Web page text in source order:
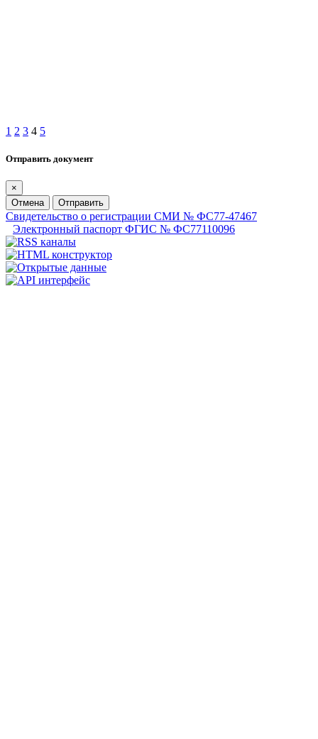
1 2 3 4 5
Отправить документ
×
Отмена
Отправить
Свидетельство о регистрации СМИ № ФС77-47467
Электронный паспорт ФГИС № ФС77110096